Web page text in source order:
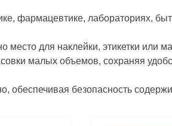
фармацевтике, лабораториях,
место для наклейки, этикетки или
малых объемов, сохраняя
обеспечивая безопасность